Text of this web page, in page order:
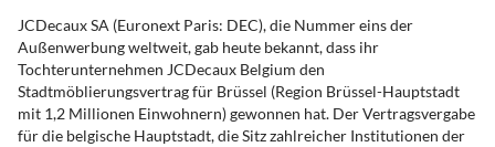
JCDecaux SA (Euronext Paris: DEC), die Nummer eins der
Außenwerbung weltweit, gab heute bekannt, dass ihr
Tochterunternehmen JCDecaux Belgium den
Stadtmöblierungsvertrag für Brüssel (Region Brüssel-Hauptstadt
mit 1,2 Millionen Einwohnern) gewonnen hat. Der Vertragsvergabe
für die belgische Hauptstadt, die Sitz zahlreicher Institutionen der